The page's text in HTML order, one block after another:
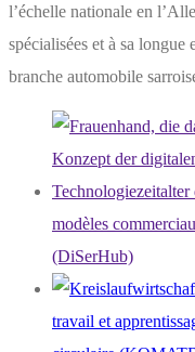
l’échelle nationale en
spécialisées et à sa longue
branche automobile
modèles
(DiSerHub)
travail et